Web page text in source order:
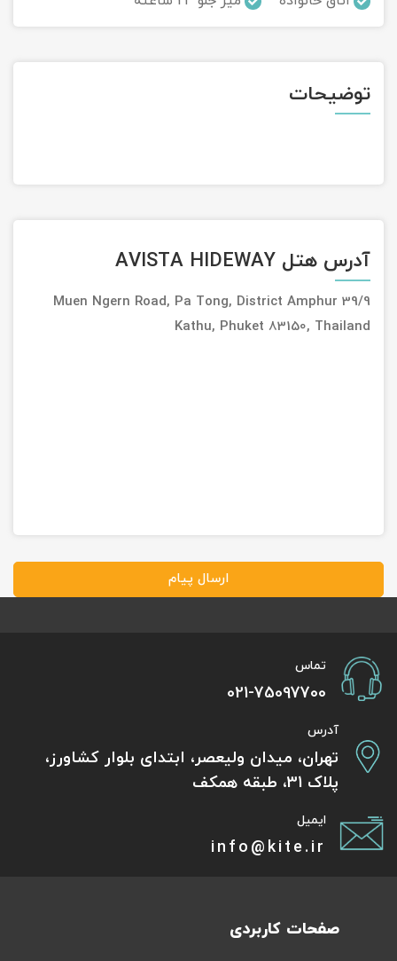
توضیحات
آدرس هتل AVISTA HIDEWAY
39/9 Muen Ngern Road, Pa Tong, District Amphur
Kathu, Phuket 83150, Thailand
ارسال پیام
تماس
021-75097700
آدرس
تهران، میدان ولیعصر، ابتدای بلوار کشاورز،
پلاک 31، طبقه همکف
ایمیل
info@kite.ir
صفحات کاربردی
تور سوباتان
تور ترکمن صحرا
تور آفرود